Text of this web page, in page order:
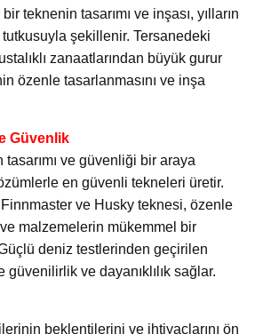
teknenin tasarımı ve inşası, yılların
şekillenir. Tersanedeki
zanaatlarından büyük gurur
özenle tasarlanmasını ve inşa
Güvenlik
tasarımı ve güvenliği bir araya
en güvenli tekneleri üretir.
ve Husky teknesi, özenle
malzemelerin mükemmel bir
deniz testlerinden geçirilen
güvenilirlik ve dayanıklılık sağlar.
beklentilerini ve ihtiyaçlarını ön